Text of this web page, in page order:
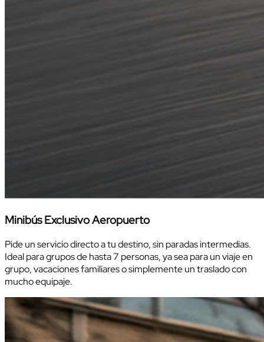
Minibús Exclusivo Aeropuerto
Pide un servicio directo a tu destino, sin paradas intermedias.
Ideal para grupos de hasta 7 personas, ya sea para un viaje en
grupo, vacaciones familiares o simplemente un traslado con
mucho equipaje.